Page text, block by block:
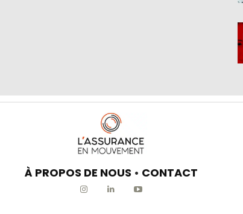
À PROPOS DE NOUS • CONTACT